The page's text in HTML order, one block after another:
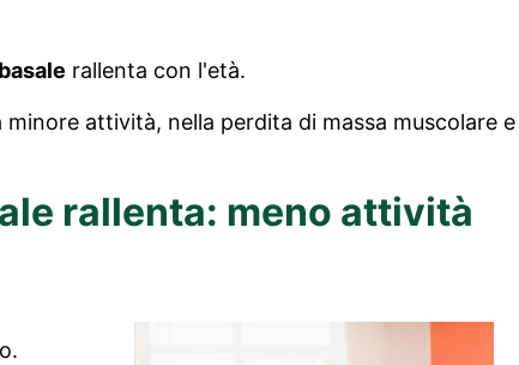
rallenta con l'età.
attività, nella perdita di massa muscolare e
rallenta: meno attività